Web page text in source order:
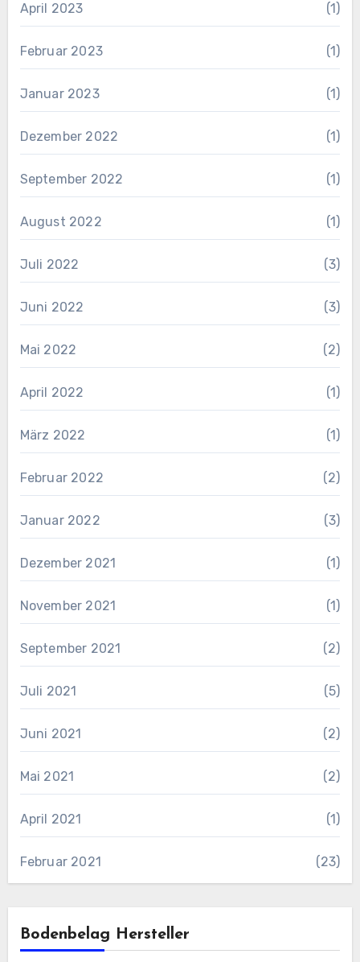
April 2023 (1)
Februar 2023 (1)
Januar 2023 (1)
Dezember 2022 (1)
September 2022 (1)
August 2022 (1)
Juli 2022 (3)
Juni 2022 (3)
Mai 2022 (2)
April 2022 (1)
März 2022 (1)
Februar 2022 (2)
Januar 2022 (3)
Dezember 2021 (1)
November 2021 (1)
September 2021 (2)
Juli 2021 (5)
Juni 2021 (2)
Mai 2021 (2)
April 2021 (1)
Februar 2021 (23)
Bodenbelag Hersteller